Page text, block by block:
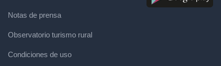
Notas de prensa
Observatorio turismo rural
Condiciones de uso